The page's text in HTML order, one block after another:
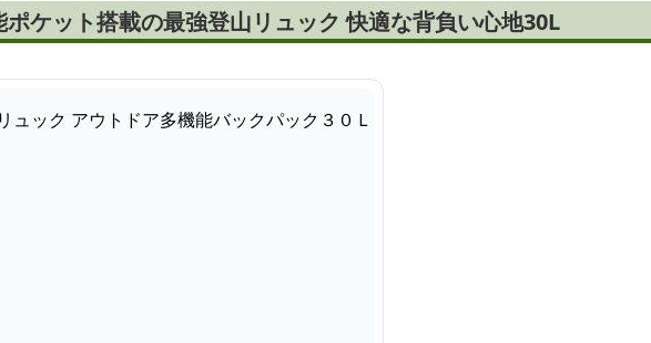
ポケット搭載の最強登山リュック 快適な背負い心地30L